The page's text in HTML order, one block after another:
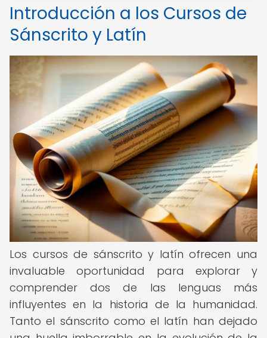
Introducción a los Cursos de
Sánscrito y Latín
Los cursos de sánscrito y latín ofrecen una
invaluable oportunidad para explorar y
comprender dos de las lenguas más
influyentes en la historia de la humanidad.
Tanto el sánscrito como el latín han dejado